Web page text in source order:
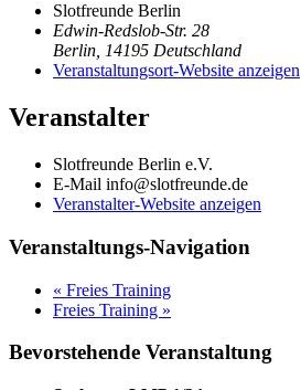
Slotfreunde Berlin
Edwin-Redslob-Str. 28
Berlin, 14195 Deutschland
Veranstaltungsort-Website anzeigen
Veranstalter
Slotfreunde Berlin e.V.
E-Mail info@slotfreunde.de
Veranstalter-Website anzeigen
Veranstaltungs-Navigation
« Freies Training
Freies Training »
Bevorstehende Veranstaltung